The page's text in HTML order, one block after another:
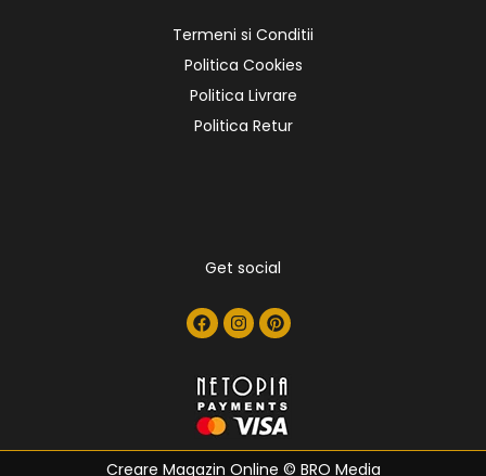
Termeni si Conditii
Politica Cookies
Politica Livrare
Politica Retur
Get social
Creare Magazin Online © BRO Media